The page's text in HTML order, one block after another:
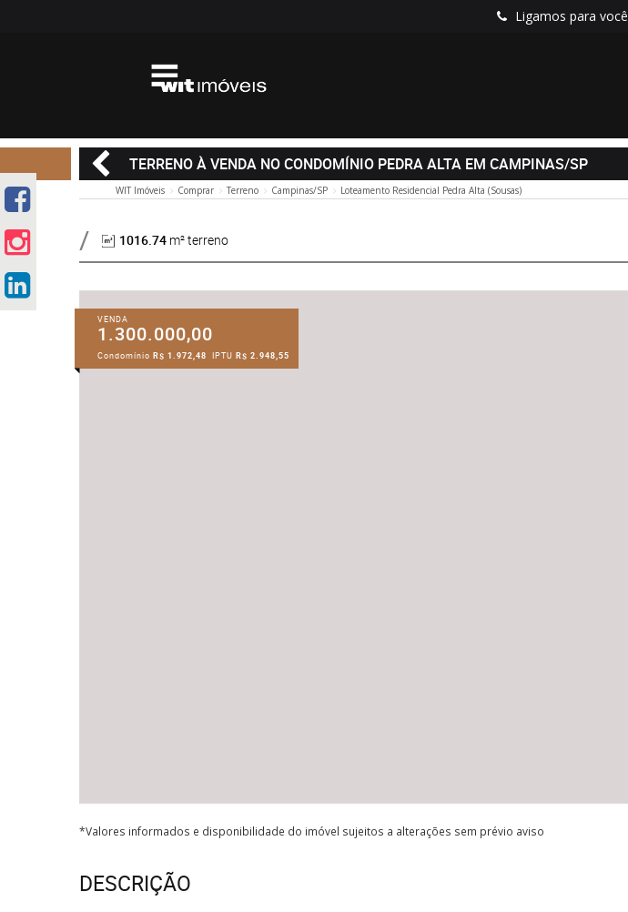
Ligamos para você
TERRENO À VENDA NO CONDOMÍNIO PEDRA ALTA EM CAMPINAS/SP
WIT Imóveis Comprar Terreno Campinas/SP Loteamento Residencial Pedra Alta (Sousas)
1016.74 m² terreno
VENDA
1.300.000,00
Condomínio R$ 1.972,48 IPTU R$ 2.948,55
*Valores informados e disponibilidade do imóvel sujeitos a alterações sem prévio aviso
DESCRIÇÃO